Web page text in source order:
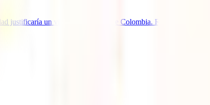
justificaría un viaje a Taiwán desde Colombia. Resultado de su